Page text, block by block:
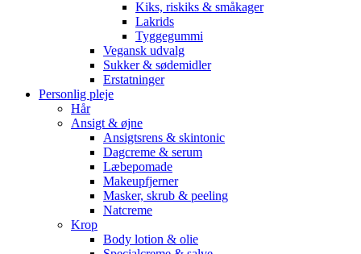
Kiks, riskiks & småkager
Lakrids
Tyggegummi
Vegansk udvalg
Sukker & sødemidler
Erstatninger
Personlig pleje
Hår
Ansigt & øjne
Ansigtsrens & skintonic
Dagcreme & serum
Læbepomade
Makeupfjerner
Masker, skrub & peeling
Natcreme
Krop
Body lotion & olie